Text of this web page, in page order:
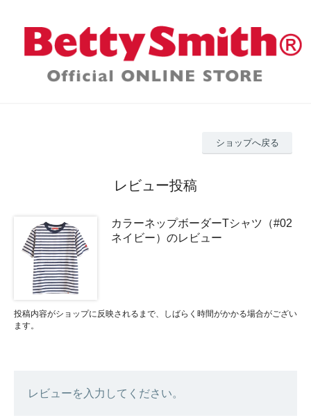
ショップへ戻る
レビュー投稿
カラーネップボーダーTシャツ（#02
ネイビー）のレビュー
投稿内容がショップに反映されるまで、しばらく時間がかかる場合がござい
ます。
レビューを入力してください。